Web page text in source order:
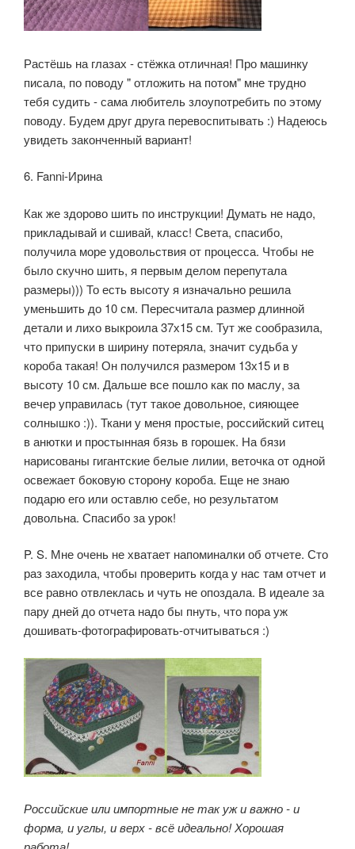
Растёшь на глазах - стёжка отличная! Про машинку
писала, по поводу " отложить на потом" мне трудно
тебя судить - сама любитель злоупотребить по этому
поводу. Будем друг друга перевоспитывать :) Надеюсь
увидеть законченный вариант!
6. Fanni-Ирина
Как же здорово шить по инструкции! Думать не надо,
прикладывай и сшивай, класс! Света, спасибо,
получила море удовольствия от процесса. Чтобы не
было скучно шить, я первым делом перепутала
размеры))) То есть высоту я изначально решила
уменьшить до 10 см. Пересчитала размер длинной
детали и лихо выкроила 37х15 см. Тут же сообразила,
что припуски в ширину потеряла, значит судьба у
короба такая! Он получился размером 13х15 и в
высоту 10 см. Дальше все пошло как по маслу, за
вечер управилась (тут такое довольное, сияющее
солнышко :)). Ткани у меня простые, российский ситец
в анютки и простынная бязь в горошек. На бязи
нарисованы гигантские белые лилии, веточка от одной
освежает боковую сторону короба. Еще не знаю
подарю его или оставлю себе, но результатом
довольна. Спасибо за урок!
P. S. Мне очень не хватает напоминалки об отчете. Сто
раз заходила, чтобы проверить когда у нас там отчет и
все равно отвлеклась и чуть не опоздала. В идеале за
пару дней до отчета надо бы пнуть, что пора уж
дошивать-фотографировать-отчитываться :)
Российские или импортныене так уж и важно - и
форма, и углы, и верх - всё идеально! Хорошая